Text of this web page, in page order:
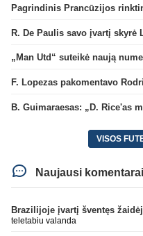
R. De Paulis savo įvartį skyrė
„Man Utd“ suteikė naują
VISOS
Naujausi komentarai
teletabiu valanda